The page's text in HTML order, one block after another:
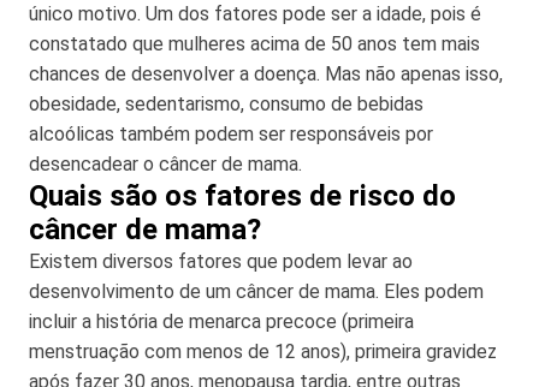
único motivo. Um dos fatores pode ser a idade, pois é
constatado que mulheres acima de 50 anos tem mais
chances de desenvolver a doença. Mas não apenas isso,
obesidade, sedentarismo, consumo de bebidas
alcoólicas também podem ser responsáveis por
desencadear o câncer de mama.
Quais são os fatores de risco do
câncer de mama?
Existem diversos fatores que podem levar ao
desenvolvimento de um câncer de mama. Eles podem
incluir a história de menarca precoce (primeira
menstruação com menos de 12 anos), primeira gravidez
após fazer 30 anos, menopausa tardia, entre outras